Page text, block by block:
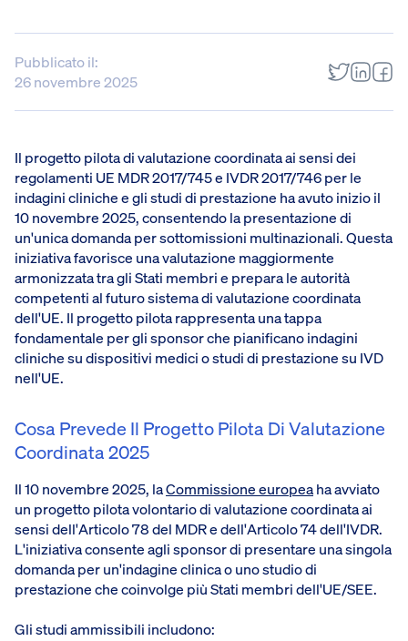
Pubblicato il:
26 novembre 2025
Il progetto pilota di valutazione coordinata ai sensi dei
regolamenti UE MDR 2017/745 e IVDR 2017/746 per le
indagini cliniche e gli studi di prestazione ha avuto inizio il
10 novembre 2025, consentendo la presentazione di
un'unica domanda per sottomissioni multinazionali. Questa
iniziativa favorisce una valutazione maggiormente
armonizzata tra gli Stati membri e prepara le autorità
competenti al futuro sistema di valutazione coordinata
dell'UE. Il progetto pilota rappresenta una tappa
fondamentale per gli sponsor che pianificano indagini
cliniche su dispositivi medici o studi di prestazione su IVD
nell'UE.
Cosa Prevede Il Progetto Pilota Di Valutazione
Coordinata 2025
Il 10 novembre 2025, laCommissione europeaha avviato
un progetto pilota volontario di valutazione coordinata ai
sensi dell'Articolo 78 del MDR e dell'Articolo 74 dell'IVDR.
L'iniziativa consente agli sponsor di presentare una singola
domanda per un'indagine clinica o uno studio di
prestazione che coinvolge più Stati membri dell'UE/SEE.
Gli studi ammissibili includono: